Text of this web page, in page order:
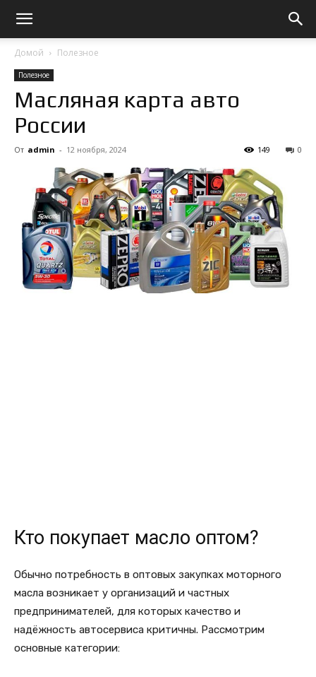
Домой Полезное
Полезное
Масляная карта авто
России
От admin - 12 ноября, 2024 0
149
Кто покупает масло оптом?
Обычно потребность в оптовых закупках моторного
масла возникает у организаций и частных
предпринимателей, для которых качество и
надёжность автосервиса критичны. Рассмотрим
основные категории: